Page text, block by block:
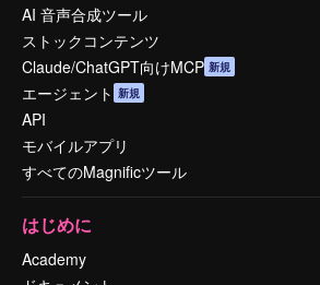
AI 音声合成ツール
ストックコンテンツ
Claude/ChatGPT向けMCP 新規
エージェント 新規
API
モバイルアプリ
すべてのMagnificツール
はじめに
Academy